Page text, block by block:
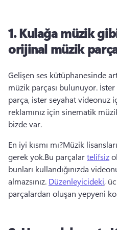
1. Kulağa müzik
orijinal müzik
Gelişen ses kütüphanesinde
müzik parçası bulunuyor.
parça, ister seyahat videonuz
reklamınız için sinematik
bizde var.
En iyi kısmı mı?Müzik
gerek yok.Bu parçalar telifsiz
bunları kullandığınızda
almazsınız. Düzenleyicideki,
parçalardan oluşan yepyeni